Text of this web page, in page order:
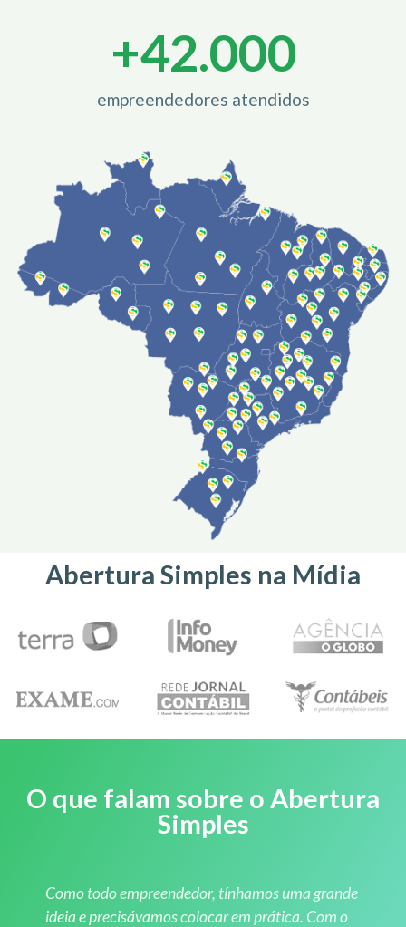
empreendedores atendidos
+42.000
Abertura Simples na Mídia
O que falam sobre o Abertura
Simples
Como todo empreendedor, tínhamos uma grande
ideia e precisávamos colocar em prática. Com o